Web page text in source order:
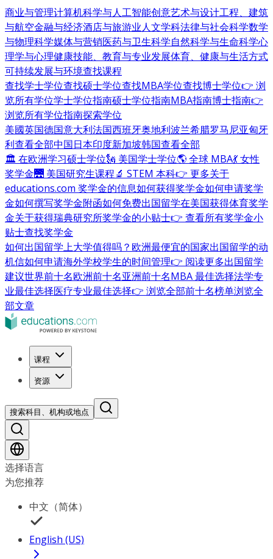
商业与管理计算机科学与人工智能创意艺术与设计工程、建筑
与航空金融与经济酒店与旅游业人文学科法律与社会科学数学
与物理科学媒体与营销医药与卫生科学自然科学与生命科学心
理学与心理健康技能、教育与专业发展体育、健康与生活方式
可持续发展与环境查找课程
查找学士学位查找硕士学位查找MBA学位查找博士学位👉 浏
览所有学位学士学位指南硕士学位指南MBA指南博士指南👉
浏览所有学位指南探索学位
美國英国德国意大利法国西班牙奥地利波兰希腊罗马尼亚匈牙
利查看全部中国日本印度新加坡韩国查看全部
🏛 在欧洲学习硕士学位🗽 美国学士学位🌎 全球 MBA💃 女性
奖学金🌉 美国研究生课程🔬 STEM 本科👉 更多关于
educations.com 奖学金的信息如何获得奖学金如何申请奖学
金如何撰写奖学金附函如何免费出国留学在美国获得体育奖学
金关于获得瑞典研究所奖学金的小贴士👉 查看所有奖学金小
贴士查找奖学金
如何出国留学上大学值得吗？ 欧洲最便宜的国家出国留学的动
机信如何申请海外学校学生的时间管理👉 阅读更多出国留学
建议世界前十名欧洲前十名亚洲前十名MBA 最佳选择法学专
业最佳选择医疗专业最佳选择👉 浏览全部前十名榜单浏览全
部文章
课程
资源
搜索科目、机构或地点
选择语言
为您推荐
中文（简体）
English (US)